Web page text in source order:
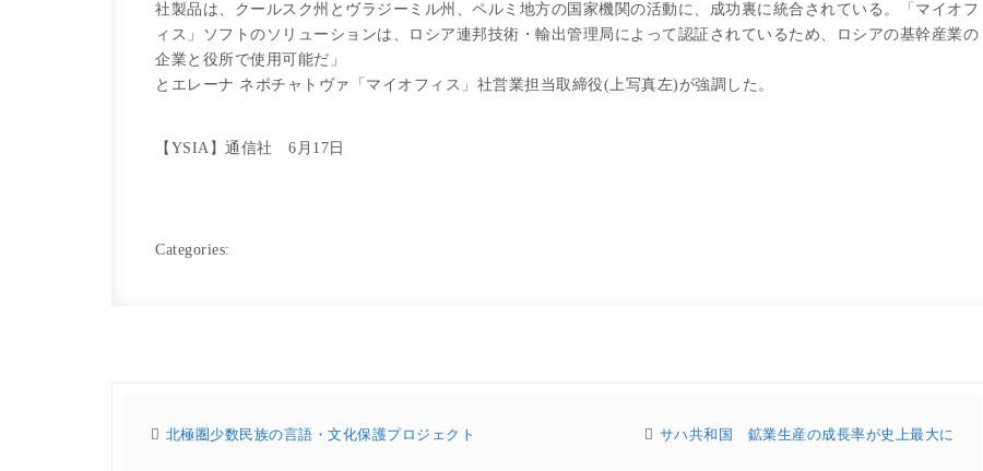
社製品は、クールスク州とヴラジーミル州、ペルミ地方の国家機関の活動に、成功裏に統合されている。「マイオフ
ィス」ソフトのソリューションは、ロシア連邦技術・輸出管理局によって認証されているため、ロシアの基幹産業の
企業と役所で使用可能だ」
とエレーナ ネポチャトヴァ「マイオフィス」社営業担当取締役(上写真左)が強調した。
【YSIA】通信社 6月17日
Categories:
北極圏少数民族の言語・文化保護プロジェクト サハ共和国 鉱業生産の成長率が史上最大に